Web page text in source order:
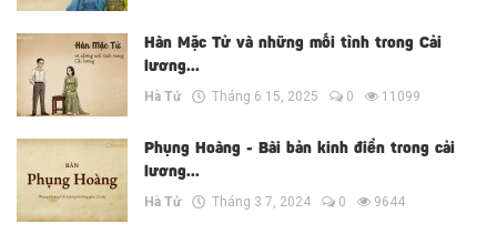
Hàn Mặc Tử và những mối tình trong Cải
lương...
Hà Tử
Tháng 6 15, 2025 0 11099
Phụng Hoàng - Bài bản kinh điển trong cải
lương...
Hà Tử
Tháng 3 7, 2024 0 9644